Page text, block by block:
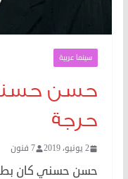
سينما عربية
حسن
حرجة
2 يونيو، 2019 7 فنون
حسن حسني كان